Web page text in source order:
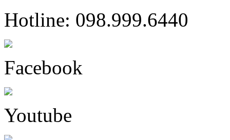
Hotline: 098.999.6440
Facebook
Youtube